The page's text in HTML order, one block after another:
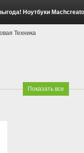
Machcreator" (24 Апреля - 14 Мая 2026)
Техника
Показать все